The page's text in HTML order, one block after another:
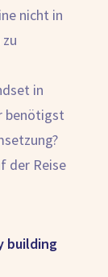
nicht in
in
benötigst
der Reise
building